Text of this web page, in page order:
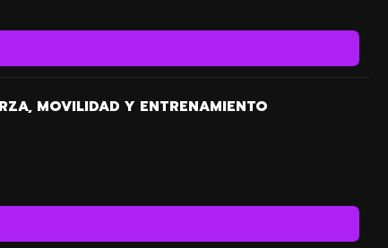
MOVILIDAD Y ENTRENAMIENTO